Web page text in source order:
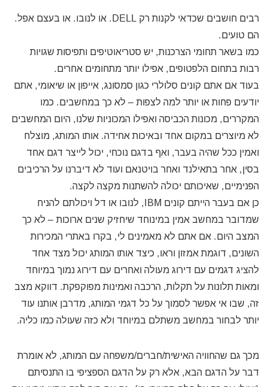
רבים חושבים שכדאי לקנות רק DELL. או לנובו. או בעצם אפל.
הם טועים.
כמו בשאר תחומי הצרכנות, יש סטריאוטיפים ותפיסות שגויות
רבות בתחום הלפטופים, אפילו יותר מתחומים אחרים.
בעוד אם אתם קונים סלולרי כגון סמסונג, אייפון או שיאומי, אתם
יודעים פחות או יותר למה לצפות – לא כך במחשבים. כמו
המקררים, מכונות הכביסה ואפילו המכוניות שלנו, היום המחשבים
לא מיוצרים במקום אחד ובאיכות אחידה. אותו המותג, מוצלח
ואמין ככל שהיה בעבר, ואף בדגם נוכחי, יכול לייצר דגם אחד
בסין, אחר בתאילנד ואחר בויטנאם ועוד לא דיברנו על הרכיבים
הפנימיים, שאיכותם יכולה להשתנות מקצה לקצה.
כן אם בעבר הייתם קונים IBM, לנובו או דל ויכולתם להניח
שמדובר במחשב אמין במינוחד שיחזיק שנים ארוכות – לא כך
המצב היום. אם אתם לא מאמינים לי, בקרו באתרי המכירות
השונים, דוגמת אמזון וראו, כיצד אותו המותג יכול מצד אחד
להציג דגמים עם דירוג מעולה ואחרים עם דירוג נמוך במיוחד
ומאות תלונות על תקלות, הרכבה ואמינות מפוקפקת. דווקא מצב
זה, שבו אי אפשר לסמוך על כל דגמי המותג, מדרבן אותנו עוד
יותר לבחור במחשב משתלם במיוחד ולא כזה שעולה כמו כליה.
מכך גם שהחוויה האישית/חברים/משפחה עם המותג, לא אומרת
דבר על הדגם הבא, אלא רק על הדגם הספציפי בו התנסיתם